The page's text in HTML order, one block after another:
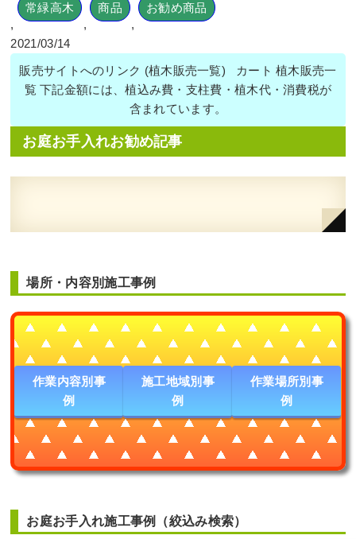
,
常緑高木
,
商品
,
お勧め商品
2021/03/14
販売サイトへのリンク (植木販売一覧) カート 植木販売一
覧 下記金額には、植込み費・支柱費・植木代・消費税が
含まれています。
お庭お手入れお勧め記事
場所・内容別施工事例
作業内容別事
例
施工地域別事
例
作業場所別事
例
お庭お手入れ施工事例（絞込み検索）